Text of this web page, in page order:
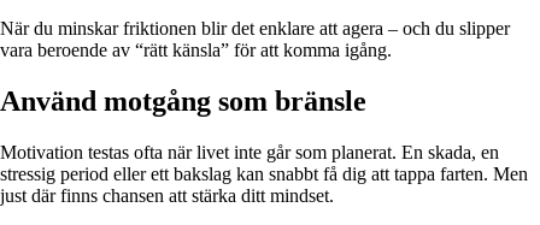
När du minskar friktionen blir det enklare att agera – och du slipper
vara beroende av “rätt känsla” för att komma igång.
Använd motgång som bränsle
Motivation testas ofta när livet inte går som planerat. En skada, en
stressig period eller ett bakslag kan snabbt få dig att tappa farten. Men
just där finns chansen att stärka ditt mindset.